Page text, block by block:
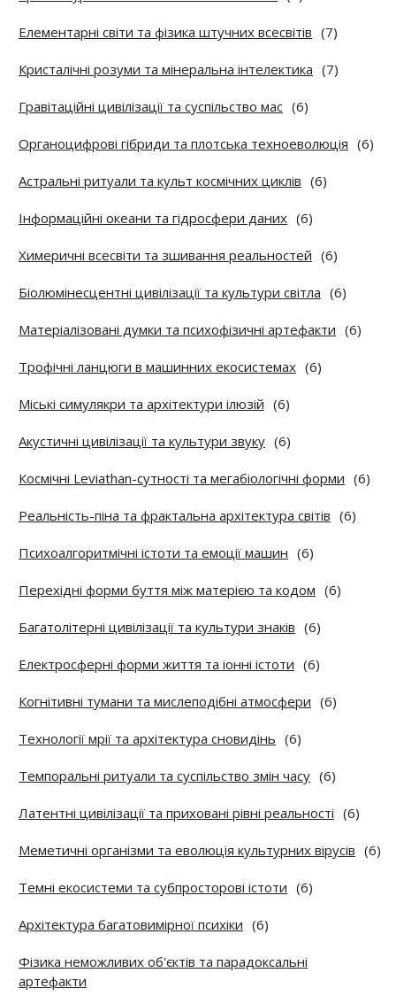
Елементарні світи та фізика штучних всесвітів (7)
Кристалічні розуми та мінеральна інтелектика (7)
Гравітаційні цивілізації та суспільство мас (6)
Органоцифрові гібриди та плотська техноеволюція (6)
Астральні ритуали та культ космічних циклів (6)
Інформаційні океани та гідросфери даних (6)
Химеричні всесвіти та зшивання реальностей (6)
Біолюмінесцентні цивілізації та культури світла (6)
Матеріалізовані думки та психофізичні артефакти (6)
Трофічні ланцюги в машинних екосистемах (6)
Міські симулякри та архітектури ілюзій (6)
Акустичні цивілізації та культури звуку (6)
Космічні Leviathan-сутності та мегабіологічні форми (6)
Реальність-піна та фрактальна архітектура світів (6)
Психоалгоритмічні істоти та емоції машин (6)
Перехідні форми буття між матерією та кодом (6)
Багатолітерні цивілізації та культури знаків (6)
Електросферні форми життя та іонні істоти (6)
Когнітивні тумани та мислеподібні атмосфери (6)
Технології мрії та архітектура сновидінь (6)
Темпоральні ритуали та суспільство змін часу (6)
Латентні цивілізації та приховані рівні реальності (6)
Меметичні організми та еволюція культурних вірусів (6)
Темні екосистеми та субпросторові істоти (6)
Архітектура багатовимірної психіки (6)
Фізика неможливих об'єктів та парадоксальні
артефакти